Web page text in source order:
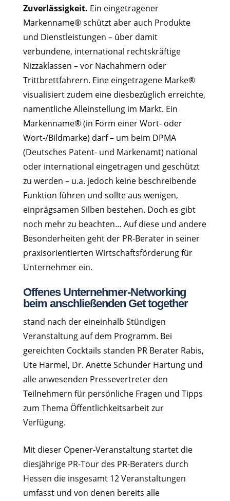
Zuverlässigkeit. Ein eingetragener
Markenname® schützt aber auch Produkte
und Dienstleistungen – über damit
verbundene, international rechtskräftige
Nizzaklassen – vor Nachahmern oder
Trittbrettfahrern. Eine eingetragene Marke®
visualisiert zudem eine diesbezüglich erreichte,
namentliche Alleinstellung im Markt. Ein
Markenname® (in Form einer Wort- oder
Wort-/Bildmarke) darf – um beim DPMA
(Deutsches Patent- und Markenamt) national
oder international eingetragen und geschützt
zu werden – u.a. jedoch keine beschreibende
Funktion führen und sollte aus wenigen,
einprägsamen Silben bestehen. Doch es gibt
noch mehr zu beachten… Auf diese und andere
Besonderheiten geht der PR-Berater in seiner
praxisorientierten Wirtschaftsförderung für
Unternehmer ein.
Offenes Unternehmer-Networking
beim anschließenden Get together
stand nach der eineinhalb Stündigen
Veranstaltung auf dem Programm. Bei
gereichten Cocktails standen PR Berater Rabis,
Ute Harmel, Dr. Anette Schunder Hartung und
alle anwesenden Pressevertreter den
Teilnehmern für persönliche Fragen und Tipps
zum Thema Öffentlichkeitsarbeit zur
Verfügung.
Mit dieser Opener-Veranstaltung startet die
diesjährige PR-Tour des PR-Beraters durch
Hessen die insgesamt 12 Veranstaltungen
umfasst und von denen bereits alle